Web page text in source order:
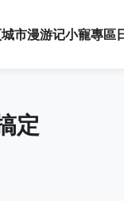
城市漫游记小寵專區
定